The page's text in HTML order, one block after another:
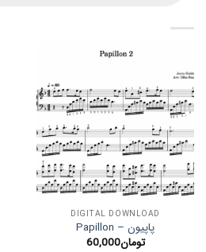
DIGITAL DOWNLOAD
پاپیون – Papillon
تومان60,000